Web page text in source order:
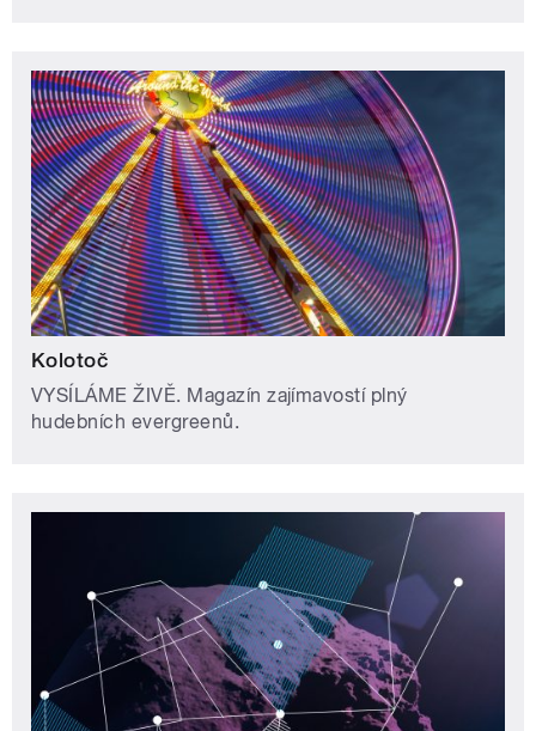
Kolotoč
VYSÍLÁME ŽIVĚ. Magazín zajímavostí plný
hudebních evergreenů.